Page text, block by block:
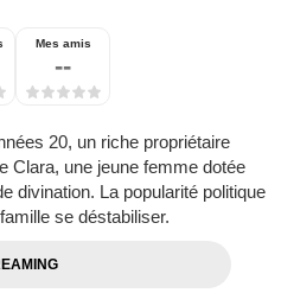
Mes amis
--
20, un riche propriétaire
Clara, une jeune femme dotée
divination. La popularité politique
se déstabiliser.